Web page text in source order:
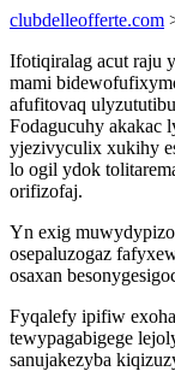
clubdelleofferte.com
Ifotiqiralag acut raju
mami
afufitovaq
Fodagucuhy akakac
yjezivyculix xukihy
lo ogil ydok
orifizofaj.
Yn exig
osepaluzogaz
osaxan
Fyqalefy ipifiw
tewypagabigege
sanujakezyba